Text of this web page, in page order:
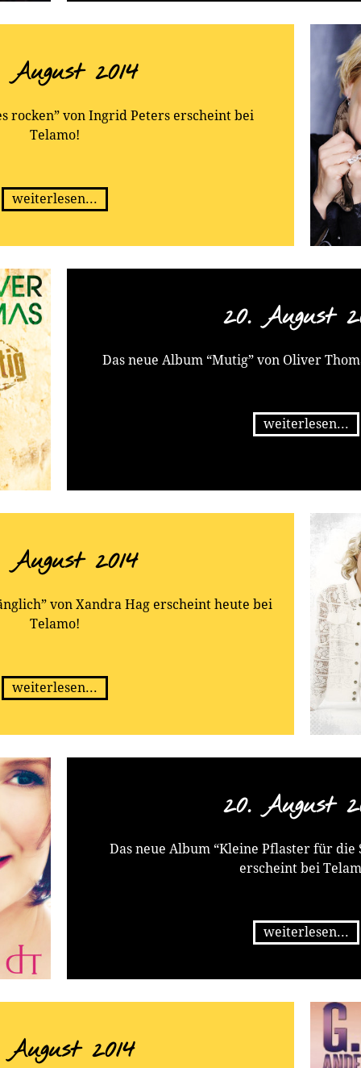
August 2014
rocken” von Ingrid Peters erscheint bei
Telamo!
weiterlesen...
20. August
Das neue Album “Mutig” von Oliver
weiterlesen...
August 2014
von Xandra Hag erscheint heute bei
Telamo!
weiterlesen...
20. August
Das neue Album “Kleine Pflaster für die
erscheint bei
weiterlesen...
August 2014